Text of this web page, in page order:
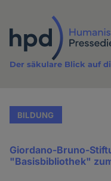
Inhalt
Der säkulare Blick auf
BILDUNG
Giordano-Bruno-
"Basisbibliothek"